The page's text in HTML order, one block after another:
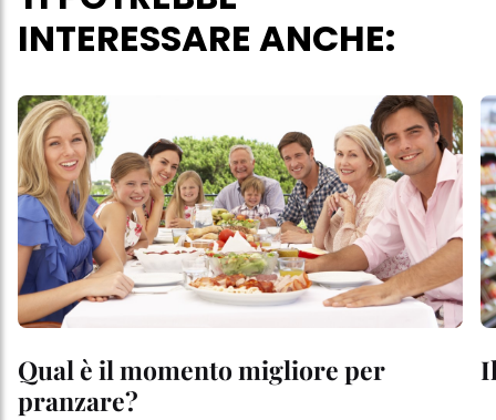
INTERESSARE ANCHE:
Qual è il momento migliore per
pranzare?